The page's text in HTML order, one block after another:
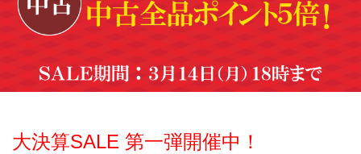
大決算SALE 第一弾開催中！